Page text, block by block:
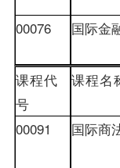
00076 国际金
课程代
号
课程名
00091 国际商